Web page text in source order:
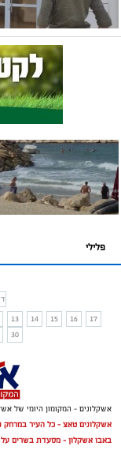
פלילי
13 14 15 16
17
30
אשקלונים - המקומון היומי של
אשקלונים טאצ - כל העיר במרחק
באבו אשקלון - מסעדת בשרים